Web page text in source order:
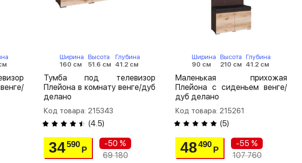
Ширина
160 см
Высота
51.6 см
Глубина
41.2 см
Тумба под телевизор
Плейона в комнату венге/дуб
делано
Код товара: 215343
(4.5)
34590
Р
-50 %
69 180
Ширина
90 см
Высота
210 см
Глубина
41.2 см
Маленькая прихожая
Плейона с сиденьем венге/
дуб делано
Код товара: 215261
(5)
48490
Р
-55 %
107 760